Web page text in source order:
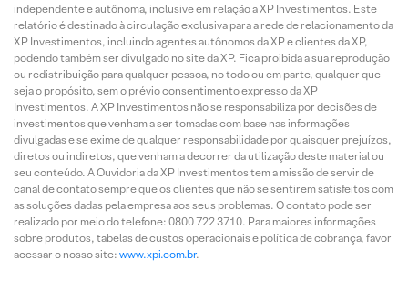
independente e autônoma, inclusive em relação a XP Investimentos. Este
relatório é destinado à circulação exclusiva para a rede de relacionamento da
XP Investimentos, incluindo agentes autônomos da XP e clientes da XP,
podendo também ser divulgado no site da XP. Fica proibida a sua reprodução
ou redistribuição para qualquer pessoa, no todo ou em parte, qualquer que
seja o propósito, sem o prévio consentimento expresso da XP
Investimentos. A XP Investimentos não se responsabiliza por decisões de
investimentos que venham a ser tomadas com base nas informações
divulgadas e se exime de qualquer responsabilidade por quaisquer prejuízos,
diretos ou indiretos, que venham a decorrer da utilização deste material ou
seu conteúdo. A Ouvidoria da XP Investimentos tem a missão de servir de
canal de contato sempre que os clientes que não se sentirem satisfeitos com
as soluções dadas pela empresa aos seus problemas. O contato pode ser
realizado por meio do telefone: 0800 722 3710. Para maiores informações
sobre produtos, tabelas de custos operacionais e política de cobrança, favor
acessar o nosso site: www.xpi.com.br.